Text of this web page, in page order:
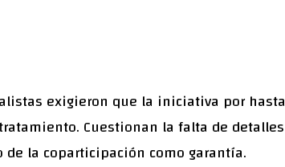
exigieron que la iniciativa por hasta
Cuestionan la falta de detalles
la coparticipación como garantía.